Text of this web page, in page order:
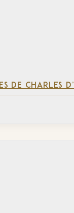
DE CHARLES